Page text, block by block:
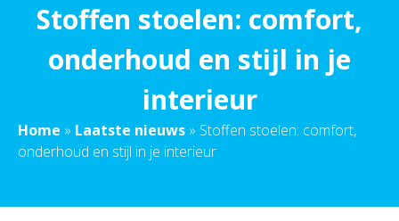
Stoffen stoelen: comfort,
onderhoud en stijl in je
interieur
Home » Laatste nieuws » Stoffen stoelen: comfort,
onderhoud en stijl in je interieur